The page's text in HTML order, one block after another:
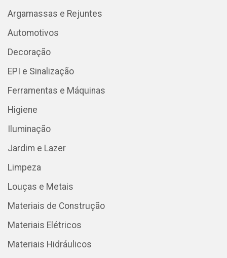
Argamassas e Rejuntes
Automotivos
Decoração
EPI e Sinalização
Ferramentas e Máquinas
Higiene
Iluminação
Jardim e Lazer
Limpeza
Louças e Metais
Materiais de Construção
Materiais Elétricos
Materiais Hidráulicos